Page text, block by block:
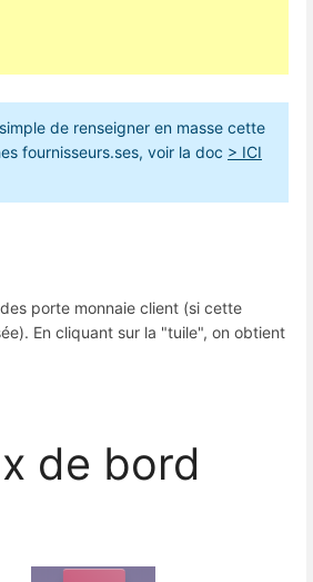
de renseigner en masse cette
fournisseurs.ses, voir la doc > ICI
porte monnaie client (si cette
En cliquant sur la "tuile", on obtient
de bord